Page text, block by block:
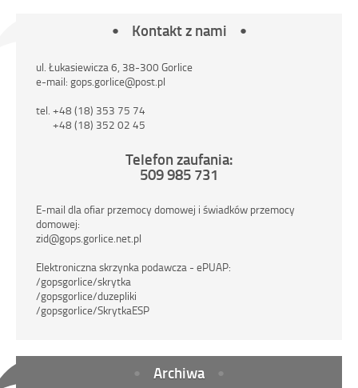
Kontakt z nami
ul. Łukasiewicza 6, 38-300 Gorlice
e-mail: gops.gorlice@post.pl
tel. +48 (18) 353 75 74
+48 (18) 352 02 45
Telefon zaufania:
509 985 731
E-mail dla ofiar przemocy domowej i świadków przemocy
domowej:
zid@gops.gorlice.net.pl
Elektroniczna skrzynka podawcza - ePUAP:
/gopsgorlice/skrytka
/gopsgorlice/duzepliki
/gopsgorlice/SkrytkaESP
Archiwa